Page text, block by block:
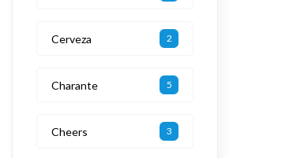
Cerveza 2
Charante 5
Cheers 3